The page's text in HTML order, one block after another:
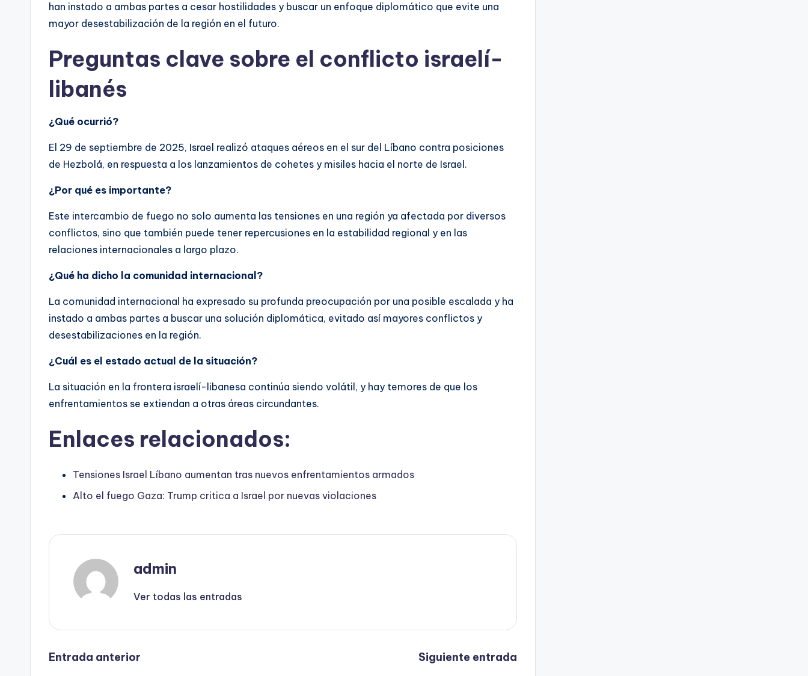
han instado a ambas partes a cesar hostilidades y buscar un enfoque diplomático que evite una
mayor desestabilización de la región en el futuro.
Preguntas clave sobre el conflicto israelí-
libanés
¿Qué ocurrió?
El 29 de septiembre de 2025, Israel realizó ataques aéreos en el sur del Líbano contra posiciones
de Hezbolá, en respuesta a los lanzamientos de cohetes y misiles hacia el norte de Israel.
¿Por qué es importante?
Este intercambio de fuego no solo aumenta las tensiones en una región ya afectada por diversos
conflictos, sino que también puede tener repercusiones en la estabilidad regional y en las
relaciones internacionales a largo plazo.
¿Qué ha dicho la comunidad internacional?
La comunidad internacional ha expresado su profunda preocupación por una posible escalada y ha
instado a ambas partes a buscar una solución diplomática, evitado así mayores conflictos y
desestabilizaciones en la región.
¿Cuál es el estado actual de la situación?
La situación en la frontera israelí-libanesa continúa siendo volátil, y hay temores de que los
enfrentamientos se extiendan a otras áreas circundantes.
Enlaces relacionados:
Tensiones Israel Líbano aumentan tras nuevos enfrentamientos armados
Alto el fuego Gaza: Trump critica a Israel por nuevas violaciones
admin
Ver todas las entradas
Navegación
Entrada anterior Siguiente entrada